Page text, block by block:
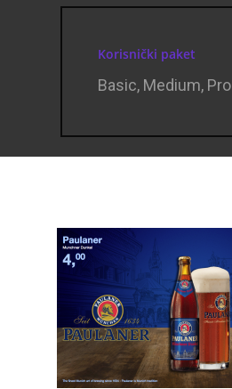
Korisnički paket
Basic, Medium, Pro